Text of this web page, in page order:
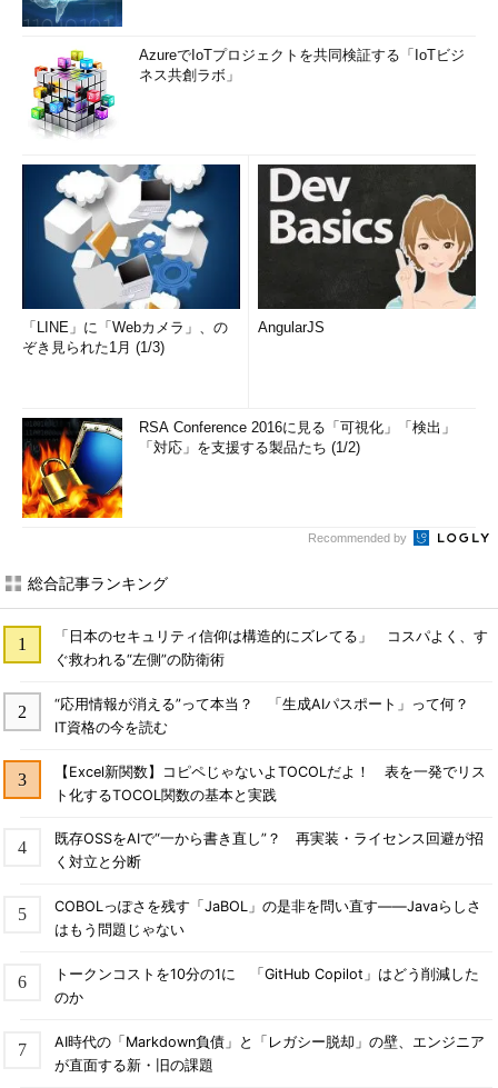
AzureでIoTプロジェクトを共同検証する「IoTビジ
ネス共創ラボ」
「LINE」に「Webカメラ」、の
ぞき見られた1月 (1/3)
AngularJS
RSA Conference 2016に見る「可視化」「検出」
「対応」を支援する製品たち (1/2)
Recommended by
総合記事ランキング
「日本のセキュリティ信仰は構造的にズレてる」 コスパよく、す
ぐ救われる“左側”の防衛術
“応用情報が消える”って本当？ 「生成AIパスポート」って何？
IT資格の今を読む
【Excel新関数】コピペじゃないよTOCOLだよ！ 表を一発でリス
ト化するTOCOL関数の基本と実践
既存OSSをAIで“一から書き直し”？ 再実装・ライセンス回避が招
く対立と分断
COBOLっぽさを残す「JaBOL」の是非を問い直す――Javaらしさ
はもう問題じゃない
トークンコストを10分の1に 「GitHub Copilot」はどう削減した
のか
AI時代の「Markdown負債」と「レガシー脱却」の壁、エンジニア
が直面する新・旧の課題